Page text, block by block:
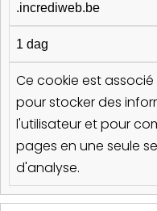
.incrediweb.be
1 dag
Ce cookie est associé
pour stocker des
l'utilisateur et pour
pages en une seule
d'analyse.